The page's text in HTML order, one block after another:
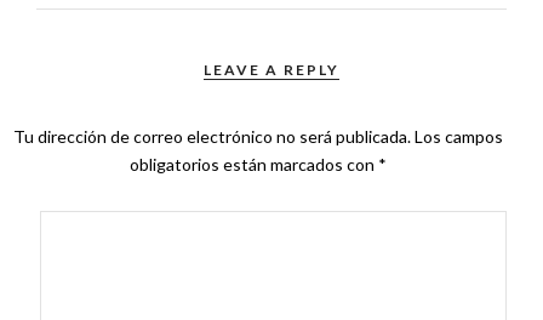
LEAVE A REPLY
Tu dirección de correo electrónico no será publicada.Los campos
obligatorios están marcados con *